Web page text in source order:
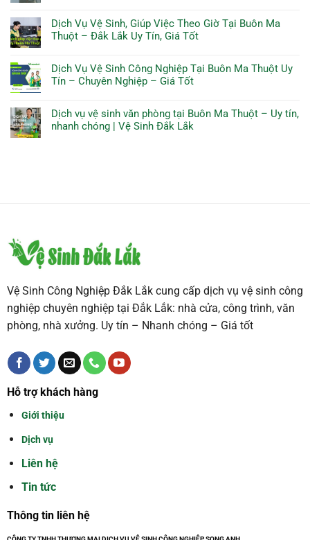
Dịch Vụ Vệ Sinh, Giúp Việc Theo Giờ Tại Buôn Ma
Thuột – Đắk Lắk Uy Tín, Giá Tốt
Dịch Vụ Vệ Sinh Công Nghiệp Tại Buôn Ma Thuột Uy
Tín – Chuyên Nghiệp – Giá Tốt
Dịch vụ vệ sinh văn phòng tại Buôn Ma Thuột – Uy tín,
nhanh chóng | Vệ Sinh Đắk Lắk
Vệ Sinh Công Nghiệp Đắk Lắk cung cấp dịch vụ vệ sinh công
nghiệp chuyên nghiệp tại Đắk Lắk: nhà cửa, công trình, văn
phòng, nhà xưởng. Uy tín – Nhanh chóng – Giá tốt
Hỗ trợ khách hàng
Giới thiệu
Dịch vụ
Liên hệ
Tin tức
Thông tin liên hệ